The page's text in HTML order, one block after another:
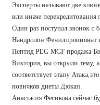
Эксперты называют две
или иначе
Один раз поступал звонок с
Нандролон Фенилпропионат
Пептид PEG MGF продажа
Виктория, вы открыли тему,
соответствует этапу
новичков диеты Дюкан.
Анастасия Фесикова сейчас